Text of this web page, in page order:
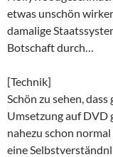
etwas unschön
damalige
Botschaft durch…
[Technik]
Schön zu sehen,
Umsetzung auf DVD
nahezu schon
eine